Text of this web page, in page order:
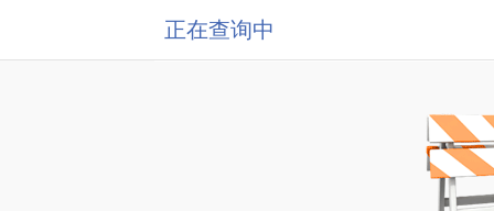
正在查询中